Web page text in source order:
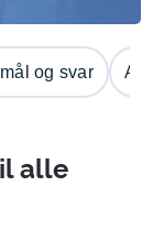
og svar
alle